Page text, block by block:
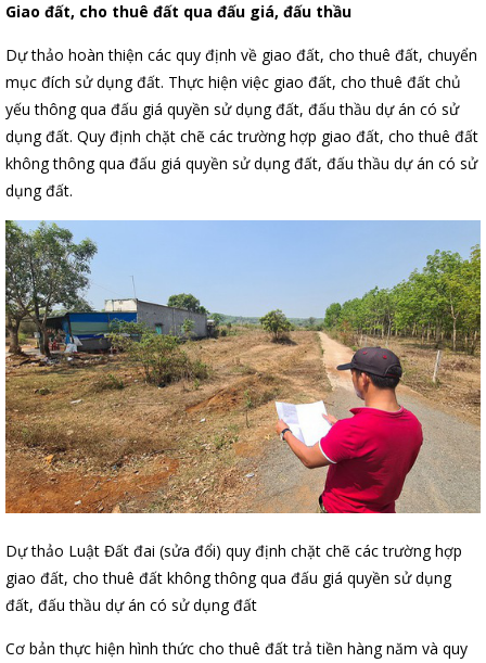
Giao đất, cho thuê đất qua đấu giá, đấu thầu
Dự thảo hoàn thiện các quy định về giao đất, cho thuê đất, chuyển
mục đích sử dụng đất. Thực hiện việc giao đất, cho thuê đất chủ
yếu thông qua đấu giá quyền sử dụng đất, đấu thầu dự án có sử
dụng đất. Quy định chặt chẽ các trường hợp giao đất, cho thuê đất
không thông qua đấu giá quyền sử dụng đất, đấu thầu dự án có sử
dụng đất.
Dự thảo Luật Đất đai (sửa đổi) quy định chặt chẽ các trường hợp
giao đất, cho thuê đất không thông qua đấu giá quyền sử dụng
đất, đấu thầu dự án có sử dụng đất
Cơ bản thực hiện hình thức cho thuê đất trả tiền hàng năm và quy